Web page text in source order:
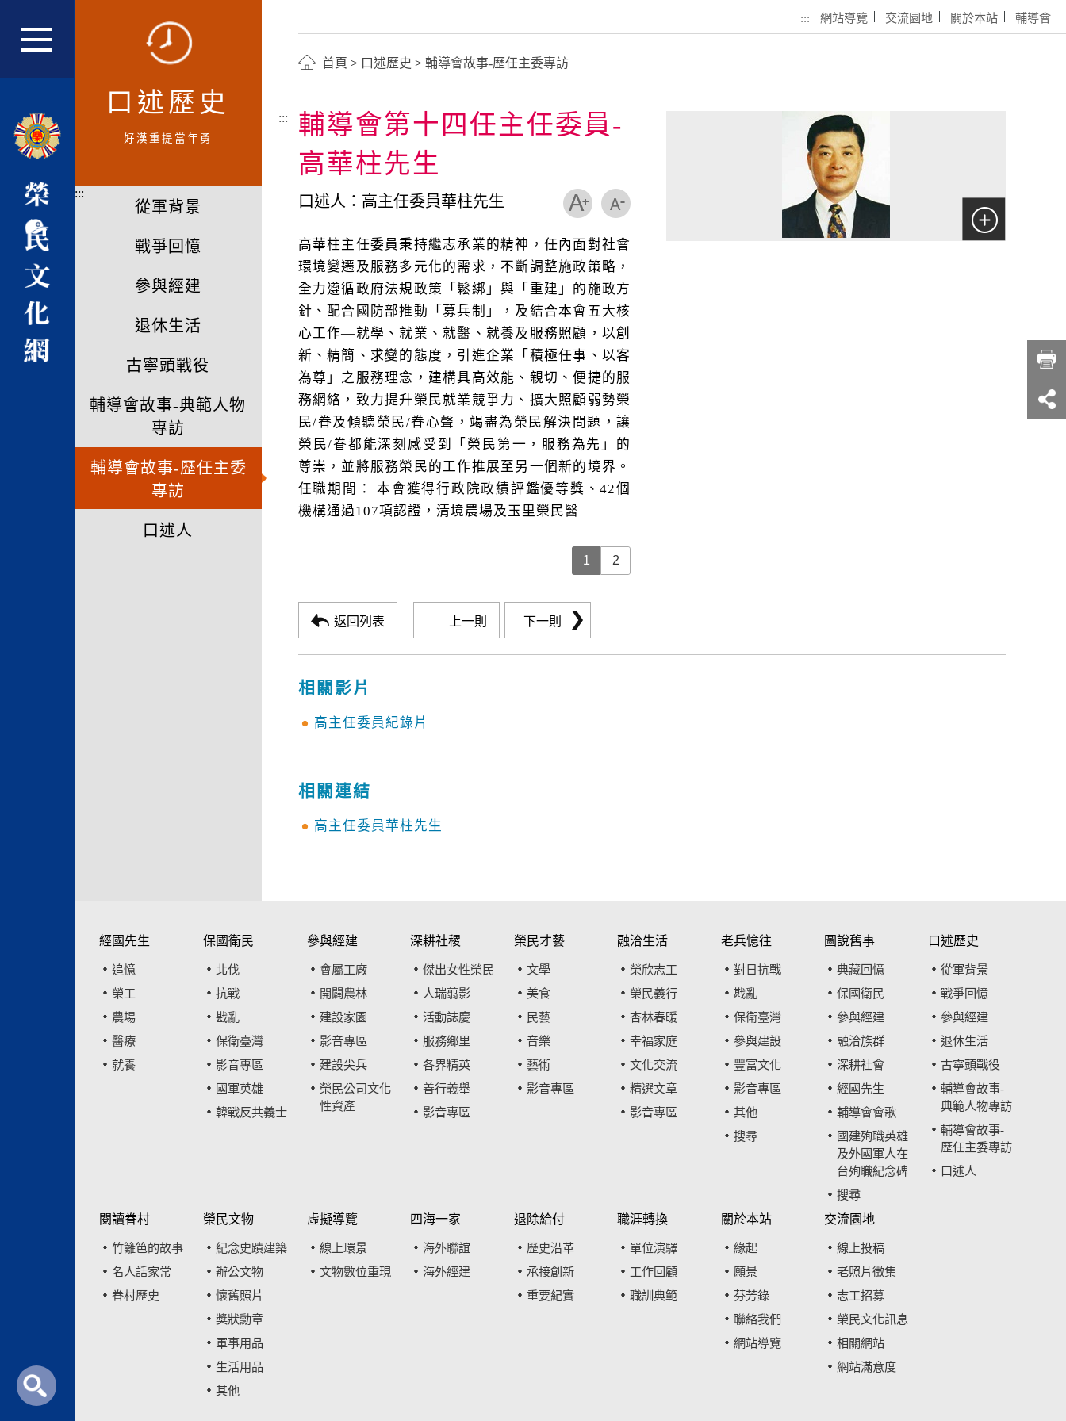
口述歷史
好漢重提當年勇
:::
從軍背景
戰爭回憶
參與經建
退休生活
古寧頭戰役
輔導會故事-典範人物
專訪
輔導會故事-歷任主委
專訪
口述人
::: 網站導覽 交流園地 關於本站 輔導會
首頁 > 口述歷史 > 輔導會故事-歷任主委專訪
:::
輔導會第十四任主任委員-
高華柱先生
口述人：高主任委員華柱先生
高華柱主任委員秉持繼志承業的精神，任內面對社會
環境變遷及服務多元化的需求，不斷調整施政策略，
全力遵循政府法規政策「鬆綁」與「重建」的施政方
針、配合國防部推動「募兵制」，及結合本會五大核
心工作—就學、就業、就醫、就養及服務照顧，以創
新、精簡、求變的態度，引進企業「積極任事、以客
為尊」之服務理念，建構具高效能、親切、便捷的服
務網絡，致力提升榮民就業競爭力、擴大照顧弱勢榮
民/眷及傾聽榮民/眷心聲，竭盡為榮民解決問題，讓
榮民/眷都能深刻感受到「榮民第一，服務為先」的
尊崇，並將服務榮民的工作推展至另一個新的境界。
任職期間： 本會獲得行政院政績評鑑優等獎、42個
機構通過107項認證，清境農場及玉里榮民醫
1 2
返回列表 上一則 下一則
相關影片
高主任委員紀錄片
相關連結
高主任委員華柱先生
經國先生
追憶
榮工
農場
醫療
就養
保國衛民
北伐
抗戰
戡亂
保衛臺灣
影音專區
國軍英雄
韓戰反共義士
參與經建
會屬工廠
開闢農林
建設家園
影音專區
建設尖兵
榮民公司文化
性資產
深耕社稷
傑出女性榮民
人瑞翦影
活動誌慶
服務鄉里
各界精英
善行義舉
影音專區
榮民才藝
文學
美食
民藝
音樂
藝術
影音專區
融洽生活
榮欣志工
榮民義行
杏林春暖
幸福家庭
文化交流
精選文章
影音專區
老兵憶往
對日抗戰
戡亂
保衛臺灣
參與建設
豐富文化
影音專區
其他
搜尋
圖說舊事
典藏回憶
保國衛民
參與經建
融洽族群
深耕社會
經國先生
輔導會會歌
國建殉職英雄
及外國軍人在
台殉職紀念碑
搜尋
口述歷史
從軍背景
戰爭回憶
參與經建
退休生活
古寧頭戰役
輔導會故事-
典範人物專訪
輔導會故事-
歷任主委專訪
口述人
閱讀眷村
竹籬笆的故事
名人話家常
眷村歷史
榮民文物
紀念史蹟建築
辦公文物
懷舊照片
獎狀勳章
軍事用品
生活用品
其他
虛擬導覽
線上環景
文物數位重現
四海一家
海外聯誼
海外經建
退除給付
歷史沿革
承接創新
重要紀實
職涯轉換
單位演驛
工作回顧
職訓典範
關於本站
緣起
願景
芬芳錄
聯絡我們
網站導覽
交流園地
線上投稿
老照片徵集
志工招募
榮民文化訊息
相關網站
網站滿意度